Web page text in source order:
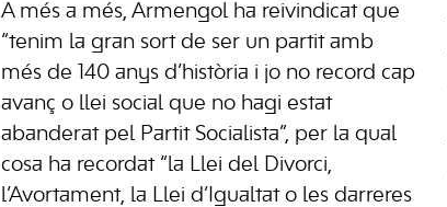
A més a més, Armengol ha reivindicat que
“tenim la gran sort de ser un partit amb
més de 140 anys d’història i jo no record cap
avanç o llei social que no hagi estat
abanderat pel Partit Socialista”, per la qual
cosa ha recordat “la Llei del Divorci,
l’Avortament, la Llei d’Igualtat o les darreres